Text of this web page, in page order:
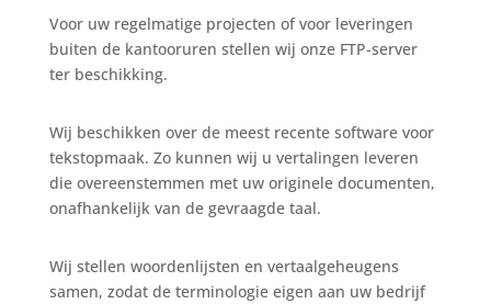
Voor uw regelmatige projecten of voor leveringen
buiten de kantooruren stellen wij onze FTP-server
ter beschikking.
Wij beschikken over de meest recente software voor
tekstopmaak. Zo kunnen wij u vertalingen leveren
die overeenstemmen met uw originele documenten,
onafhankelijk van de gevraagde taal.
Wij stellen woordenlijsten en vertaalgeheugens
samen, zodat de terminologie eigen aan uw bedrijf